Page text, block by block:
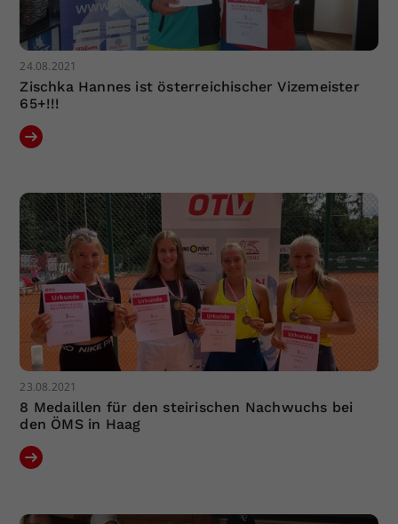
24.08.2021
Zischka Hannes ist österreichischer Vizemeister
65+!!!
23.08.2021
8 Medaillen für den steirischen Nachwuchs bei
den ÖMS in Haag